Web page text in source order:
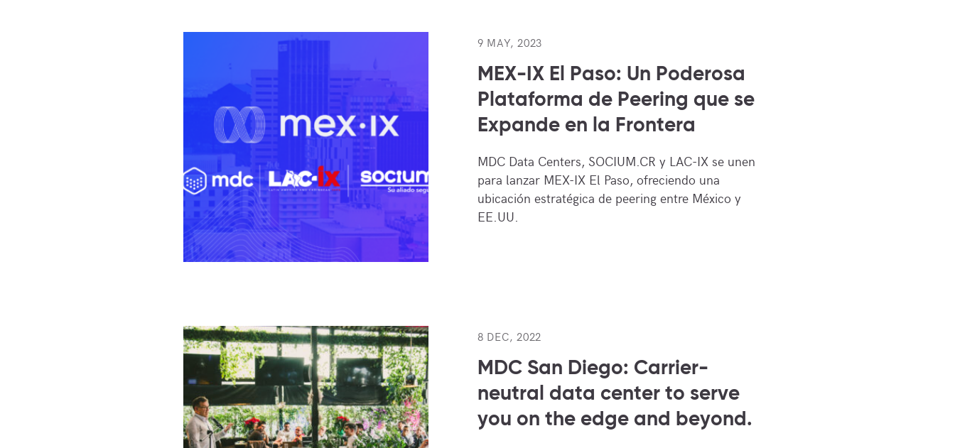
9 MAY, 2023
MEX-IX El Paso: Un Poderosa
Plataforma de Peering que se
Expande en la Frontera
MDC Data Centers, SOCIUM.CR y LAC-IX se unen
para lanzar MEX-IX El Paso, ofreciendo una
ubicación estratégica de peering entre México y
EE.UU.
8 DEC, 2022
MDC San Diego: Carrier-
neutral data center to serve
you on the edge and beyond.